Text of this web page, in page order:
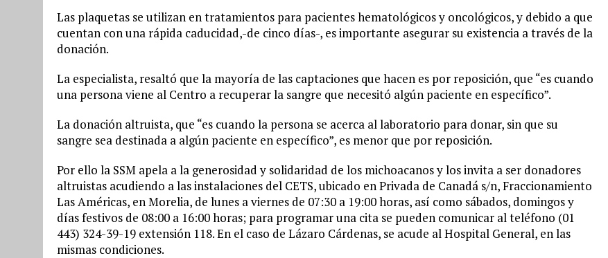
Las plaquetas se utilizan en tratamientos para pacientes hematológicos y oncológicos, y debido a que
cuentan con una rápida caducidad,-de cinco días-, es importante asegurar su existencia a través de la
donación.
La especialista, resaltó que la mayoría de las captaciones que hacen es por reposición, que “es cuando
una persona viene al Centro a recuperar la sangre que necesitó algún paciente en específico”.
La donación altruista, que “es cuando la persona se acerca al laboratorio para donar, sin que su
sangre sea destinada a algún paciente en específico”, es menor que por reposición.
Por ello la SSM apela a la generosidad y solidaridad de los michoacanos y los invita a ser donadores
altruistas acudiendo a las instalaciones del CETS, ubicado en Privada de Canadá s/n, Fraccionamiento
Las Américas, en Morelia, de lunes a viernes de 07:30 a 19:00 horas, así como sábados, domingos y
días festivos de 08:00 a 16:00 horas; para programar una cita se pueden comunicar al teléfono (01
443) 324-39-19 extensión 118. En el caso de Lázaro Cárdenas, se acude al Hospital General, en las
mismas condiciones.